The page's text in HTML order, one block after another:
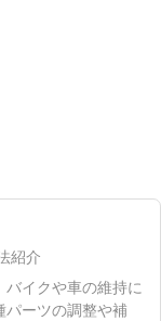
紹介
イクや車の維持に
パーツの調整や補